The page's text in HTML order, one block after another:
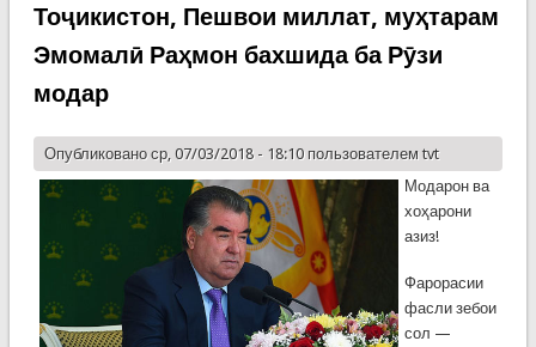
Тоҷикистон, Пешвои миллат, муҳтарам
Эмомалӣ Раҳмон бахшида ба Рӯзи
модар
Опубликовано ср, 07/03/2018 - 18:10 пользователем tvt
Модарон ва
хоҳарони
азиз!
Фарорасии
фасли зебои
сол —